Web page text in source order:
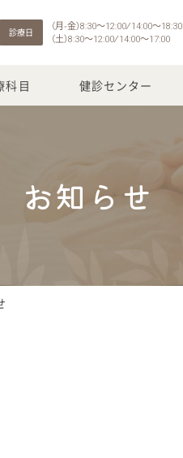
診療日
（月-金）8:30～12:00⁄14:00～18:30
（土）8:30～12:00⁄14:00～17:00
科目 健診センター
お知らせ